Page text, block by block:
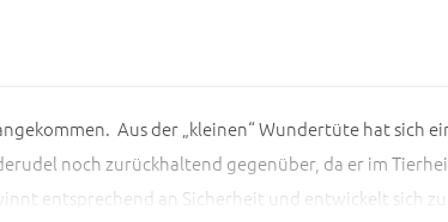
Aus der „kleinen“ Wundertüte hat sich
noch zurückhaltend gegenüber, da er im
entsprechend an Sicherheit und entwickelt sich